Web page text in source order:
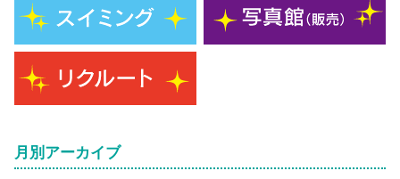
月別アーカイブ